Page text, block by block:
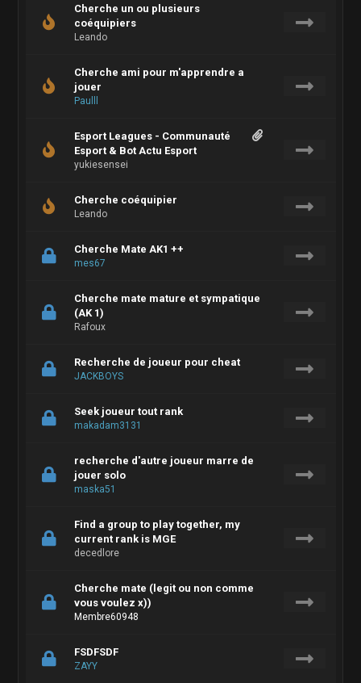
Cherche un ou plusieurs
coéquipiers
Leando
Cherche ami pour m'apprendre a
jouer
Paulll
Esport Leagues - Communauté
Esport & Bot Actu Esport
yukiesensei
Cherche coéquipier
Leando
Cherche Mate AK1 ++
mes67
Cherche mate mature et sympatique
(AK 1)
Rafoux
Recherche de joueur pour cheat
JACKBOYS
Seek joueur tout rank
makadam3131
recherche d'autre joueur marre de
jouer solo
maska51
Find a group to play together, my
current rank is MGE
decedlore
Cherche mate (legit ou non comme
vous voulez x))
Membre60948
FSDFSDF
ZAYY